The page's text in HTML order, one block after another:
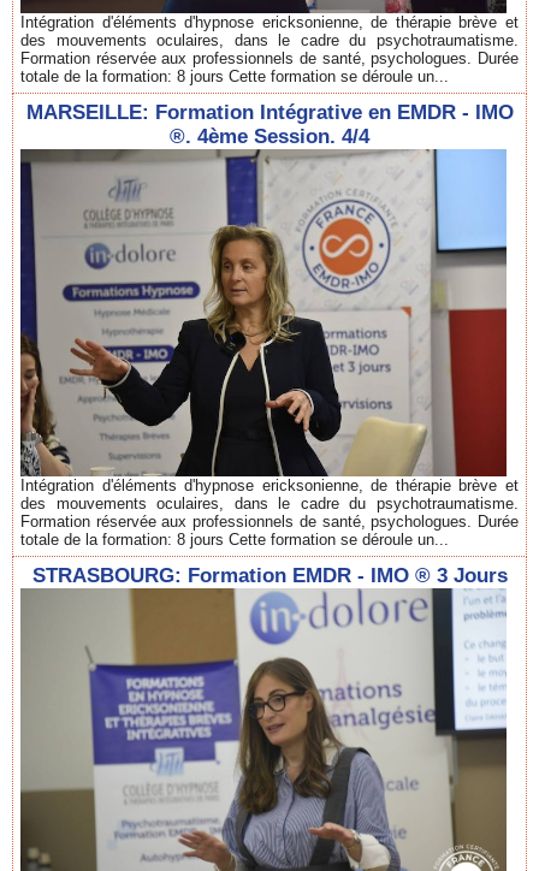
Intégration d'éléments d'hypnose ericksonienne, de thérapie brève et
des mouvements oculaires, dans le cadre du psychotraumatisme.
Formation réservée aux professionnels de santé, psychologues. Durée
totale de la formation: 8 jours Cette formation se déroule un...
MARSEILLE: Formation Intégrative en EMDR - IMO
®. 4ème Session. 4/4
Intégration d'éléments d'hypnose ericksonienne, de thérapie brève et
des mouvements oculaires, dans le cadre du psychotraumatisme.
Formation réservée aux professionnels de santé, psychologues. Durée
totale de la formation: 8 jours Cette formation se déroule un...
STRASBOURG: Formation EMDR - IMO ® 3 Jours